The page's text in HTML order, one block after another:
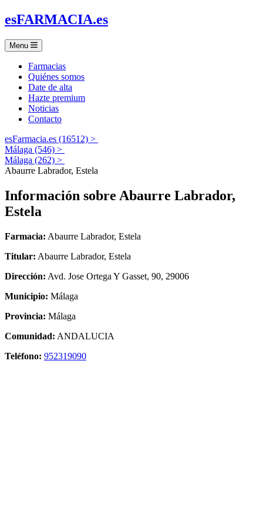
esFARMACIA.es
Menu
Farmacias
Quiénes somos
Date de alta
Hazte premium
Noticias
Contacto
esFarmacia.es (16512) >
Málaga (546) >
Málaga (262) >
Abaurre Labrador, Estela
Información sobre Abaurre Labrador,
Estela
Farmacia: Abaurre Labrador, Estela
Titular: Abaurre Labrador, Estela
Dirección: Avd. Jose Ortega Y Gasset, 90, 29006
Municipio: Málaga
Provincia: Málaga
Comunidad: ANDALUCIA
Teléfono: 952319090